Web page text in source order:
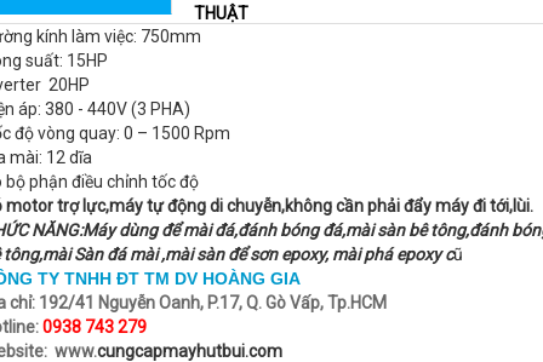
THUẬT
kính làm việc: 750mm
suất: 15HP
20HP
áp: 380 - 440V (3 PHA)
độ vòng quay: 0 – 1500 Rpm
mài: 12 dĩa
bộ phận điều chỉnh tốc độ
motor trợ lực,máy tự động di chuyễn,không cần phải đẩy máy đi tới,lùi.
NĂNG:Máy dùng để mài đá,đánh bóng đá,mài sàn bê tông,đánh
tông,mài Sàn đá mài ,mài sàn để sơn epoxy, mài phá epoxy cũ
TY TNHH ĐT TM DV HOÀNG GIA
chỉ: 192/41 Nguyễn Oanh, P.17, Q. Gò Vấp, Tp.HCM
0938 743 279
www.cungcapmayhutbui.com